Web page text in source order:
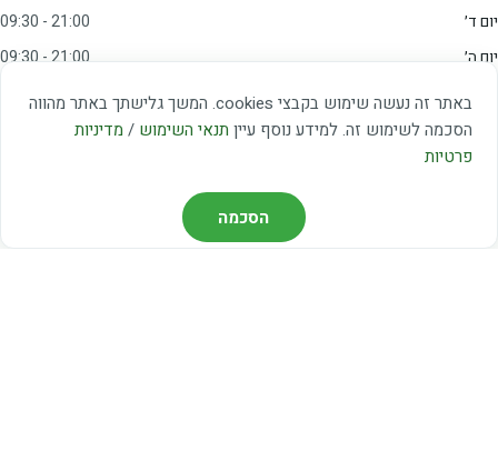
באתר זה נעשה שימוש בקבצי cookies. המשך גלישתך באתר מהווה
הסכמה לשימוש זה. למידע נוסף עיין תנאי השימוש / מדיניות
פרטיות
הסכמה
יום ד׳
09:30 - 21:00
יום ה׳
09:30 - 21:00
09:00 - 15:00
שבת
20:00 - 23:00